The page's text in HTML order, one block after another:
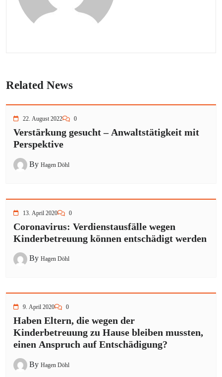
Related News
22. August 2022 0
Verstärkung gesucht – Anwaltstätigkeit mit
Perspektive
By Hagen Döhl
13. April 2020 0
Coronavirus: Verdienstausfälle wegen
Kinderbetreuung können entschädigt werden
By Hagen Döhl
9. April 2020 0
Haben Eltern, die wegen der
Kinderbetreuung zu Hause bleiben mussten,
einen Anspruch auf Entschädigung?
By Hagen Döhl